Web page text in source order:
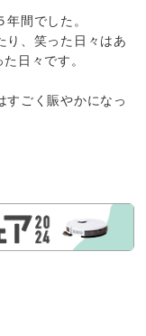
間でした。
り、笑った日々はあ
日々です。
すごく賑やかになっ